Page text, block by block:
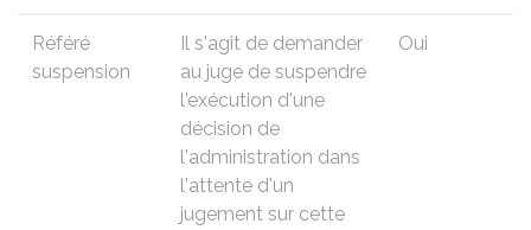
Référé
suspension
Il s'agit de demander
au juge de suspendre
l'exécution d'une
décision de
l'administration dans
l'attente d'un
jugement sur cette
Oui